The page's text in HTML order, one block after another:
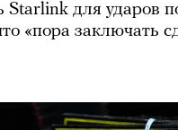
Starlink для ударов
«пора заключать